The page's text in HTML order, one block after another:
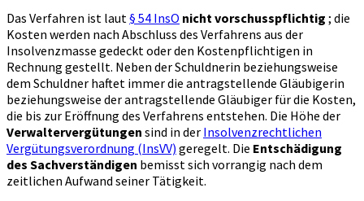
Das Verfahren ist laut§ 54 InsO nicht vorschusspflichtig ; die
Kosten werden nach Abschluss des Verfahrens aus der
Insolvenzmasse gedeckt oder den Kostenpflichtigen in
Rechnung gestellt. Neben der Schuldnerin beziehungsweise
dem Schuldner haftet immer die antragstellende Gläubigerin
beziehungsweise der antragstellende Gläubiger für die Kosten,
die bis zur Eröffnung des Verfahrens entstehen. Die Höhe der
Verwaltervergütungen sind in der Insolvenzrechtlichen
Vergütungsverordnung (InsVV) geregelt. Die Entschädigung
des Sachverständigen bemisst sich vorrangig nach dem
zeitlichen Aufwand seiner Tätigkeit.